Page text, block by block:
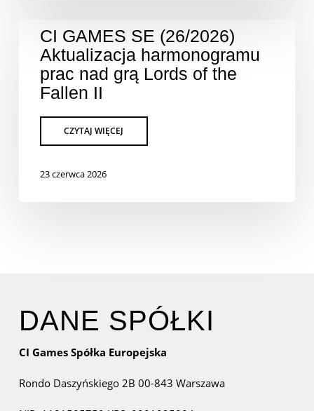
CI GAMES SE (26/2026)
Aktualizacja harmonogramu
prac nad grą Lords of the
Fallen II
23 czerwca 2026
DANE SPÓŁKI
CI Games Spółka Europejska
Rondo Daszyńskiego 2B 00-843 Warszawa